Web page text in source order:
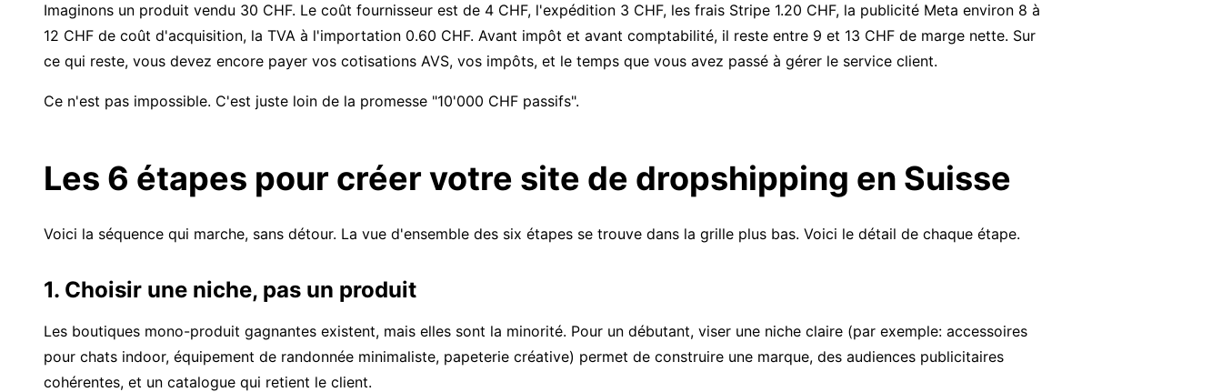
Imaginons un produit vendu 30 CHF. Le coût fournisseur est de 4 CHF, l'expédition 3 CHF, les frais Stripe 1.20 CHF, la publicité Meta environ 8 à
12 CHF de coût d'acquisition, la TVA à l'importation 0.60 CHF. Avant impôt et avant comptabilité, il reste entre 9 et 13 CHF de marge nette. Sur
ce qui reste, vous devez encore payer vos cotisations AVS, vos impôts, et le temps que vous avez passé à gérer le service client.
Ce n'est pas impossible. C'est juste loin de la promesse "10'000 CHF passifs".
Les 6 étapes pour créer votre site de dropshipping en Suisse
Voici la séquence qui marche, sans détour. La vue d'ensemble des six étapes se trouve dans la grille plus bas. Voici le détail de chaque étape.
1. Choisir une niche, pas un produit
Les boutiques mono-produit gagnantes existent, mais elles sont la minorité. Pour un débutant, viser une niche claire (par exemple: accessoires
pour chats indoor, équipement de randonnée minimaliste, papeterie créative) permet de construire une marque, des audiences publicitaires
cohérentes, et un catalogue qui retient le client.